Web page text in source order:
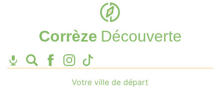
Corrèze Découverte
Votre ville de départ